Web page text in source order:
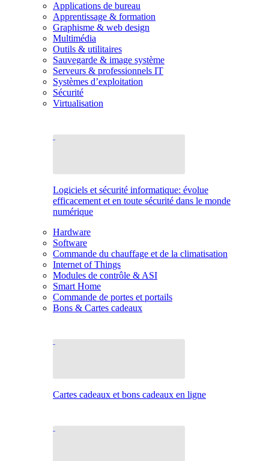
Applications de bureau
Apprentissage & formation
Graphisme & web design
Multimédia
Outils & utilitaires
Sauvegarde & image système
Serveurs & professionnels IT
Systèmes d’exploitation
Sécurité
Virtualisation
Logiciels et sécurité informatique: évolue
efficacement et en toute sécurité dans le monde
numérique
Hardware
Software
Commande du chauffage et de la climatisation
Internet of Things
Modules de contrôle & ASI
Smart Home
Commande de portes et portails
Bons & Cartes cadeaux
Cartes cadeaux et bons cadeaux en ligne